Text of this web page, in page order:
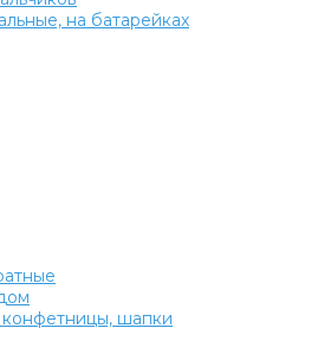
на батарейках
шапки